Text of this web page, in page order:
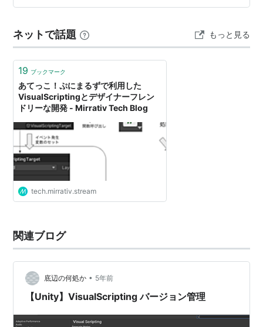
す案を思いついたのでとりあえずやってみよう— アツユ
ネットで話題 もっと見る
19 ブックマーク
あてっこ！ぷにまるずで利用した
VisualScriptingとデザイナーフレン
ドリーな開発 - Mirrativ Tech Blog
tech.mirrativ.stream
関連ブログ
底辺の何処か • 5年前
【Unity】VisualScripting バージョン管理